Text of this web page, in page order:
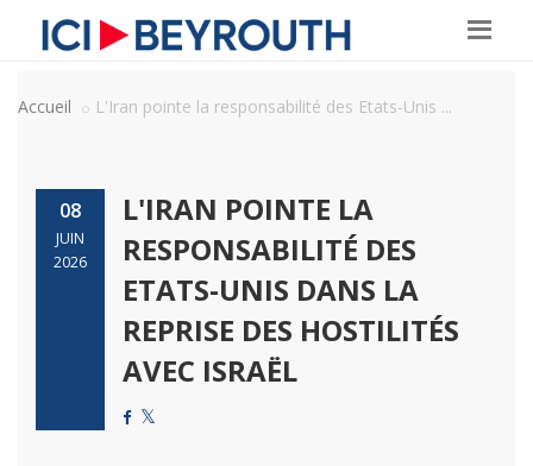
Accueil L'Iran pointe la responsabilité des Etats-Unis ...
08
JUIN
2026
L'IRAN POINTE LA
RESPONSABILITÉ DES
ETATS-UNIS DANS LA
REPRISE DES HOSTILITÉS
AVEC ISRAËL